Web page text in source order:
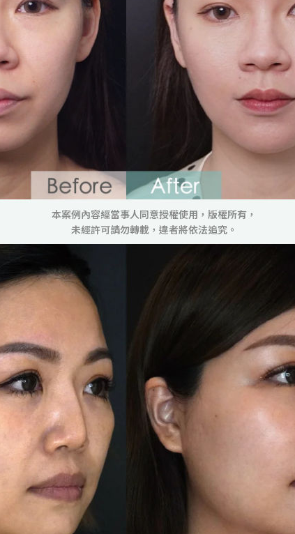
本案例內容經當事人同意授權使用，版權所有，
未經許可請勿轉載，違者將依法追究。